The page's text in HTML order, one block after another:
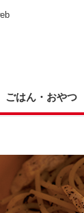
ごはん・おやつ